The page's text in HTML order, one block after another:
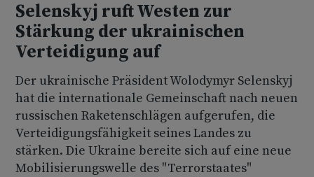
Selenskyj ruft Westen zur
Stärkung der ukrainischen
Verteidigung auf
Der ukrainische Präsident Wolodymyr Selenskyj
hat die internationale Gemeinschaft nach neuen
russischen Raketenschlägen aufgerufen, die
Verteidigungsfähigkeit seines Landes zu
stärken. Die Ukraine bereite sich auf eine neue
Mobilisierungswelle des "Terrorstaates"